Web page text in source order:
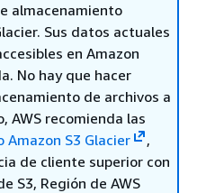
almacenamiento
Sus datos actuales
en Amazon
No hay que hacer
de archivos a
AWS recomienda las
S3 Glacier
,
de cliente superior con
S3, Región de AWS